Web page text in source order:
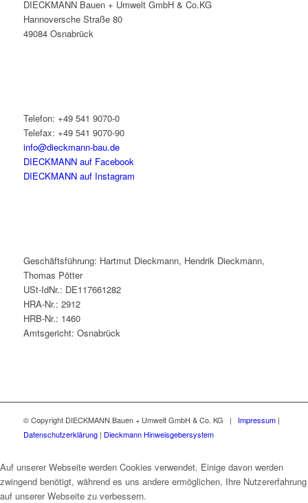
DIECKMANN Bauen + Umwelt GmbH & Co.KG
Hannoversche Straße 80
49084 Osnabrück
Telefon: +49 541 9070-0
Telefax: +49 541 9070-90
info@dieckmann-bau.de
DIECKMANN auf Facebook
DIECKMANN auf Instagram
Geschäftsführung: Hartmut Dieckmann, Hendrik Dieckmann,
Thomas Pötter
USt-IdNr.: DE117661282
HRA-Nr.: 2912
HRB-Nr.: 1460
Amtsgericht: Osnabrück
© Copyright DIECKMANN Bauen + Umwelt GmbH & Co. KG | Impressum|
Datenschutzerklärung| Dieckmann Hinweisgebersystem
Auf unserer Webseite werden Cookies verwendet. Einige davon werden
zwingend benötigt, während es uns andere ermöglichen, Ihre Nutzererfahrung
auf unserer Webseite zu verbessern.